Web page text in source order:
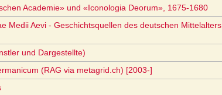
Academie» und «Iconologia Deorum», 1675-1680
Medii Aevi - Geschichtsquellen des deutschen Mittelalters
und Dargestellte)
(RAG via metagrid.ch) [2003-]